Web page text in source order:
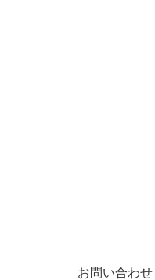
お問い合わせ